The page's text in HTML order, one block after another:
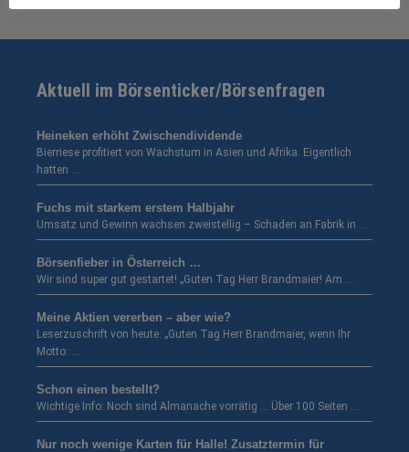
Aktuell im Börsenticker/Börsenfragen
Heineken erhöht Zwischendividende
Bierriese profitiert von Wachstum in Asien und Afrika. Eigentlich
hatten …
Fuchs mit starkem erstem Halbjahr
Umsatz und Gewinn wachsen zweistellig – Schaden an Fabrik in …
Börsenfieber in Österreich …
Wir sind super gut gestartet! „Guten Tag Herr Brandmaier! Am …
Meine Aktien vererben – aber wie?
Leserzuschrift von heute: „Guten Tag Herr Brandmaier, wenn Ihr
Motto: …
Schon einen bestellt?
Wichtige Info: Noch sind Almanache vorrätig … Über 100 Seiten …
Nur noch wenige Karten für Halle! Zusatztermin für